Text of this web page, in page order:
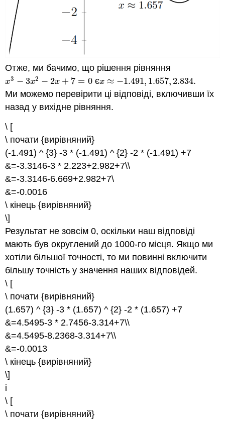
Отже, ми бачимо, що рішення рівняння
x3 − 3x2 − 2x + 7 = 0
x3 −3 x2− 2x +7 =0 єx ≈ −1.491, 1.657, 2.834.
x≈− 1.491,1.657,2.834.
Ми можемо перевірити ці відповіді, включивши їх
назад у вихідне рівняння.
\ [
\ почати {вирівняний}
(-1.491) ^ {3} -3 * (-1.491) ^ {2} -2 * (-1.491) +7
&=-3.3146-3 * 2.223+2.982+7\\
&=-3.3146-6.669+2.982+7\
&=-0.0016
\ кінець {вирівняний}
\]
Результат не зовсім 0, оскільки наш відповіді
мають був округлений до 1000-го місця. Якщо ми
хотіли більшої точності, то ми повинні включити
більшу точність у значення наших відповідей.
\ [
\ почати {вирівняний}
(1.657) ^ {3} -3 * (1.657) ^ {2} -2 * (1.657) +7
&=4.5495-3 * 2.7456-3.314+7\\
&=4.5495-8.2368-3.314+7\\
&=-0.0013
\ кінець {вирівняний}
\]
і
\ [
\ почати {вирівняний}